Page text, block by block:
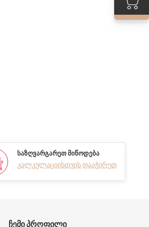
ᲡᲐᲖᲦᲕᲐᲠᲒᲐᲠᲔᲗ ᲛᲘᲬᲝᲓᲔᲑᲐ
კალკულაციისთვის დააჭირეთ
ᲩᲔᲛᲘ ᲞᲠᲝᲤᲘᲚᲘ